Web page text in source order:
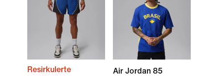
Resirkulerte
Air Jordan 85